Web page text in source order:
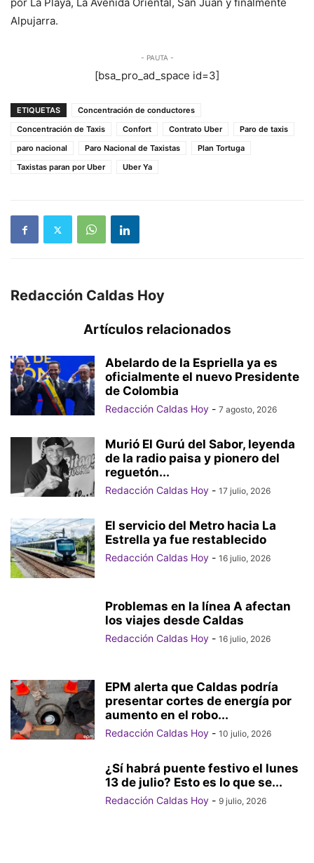
Alpujarra.
- PAUTA -
[bsa_pro_ad_space id=3]
ETIQUETAS
Concentración de conductores
Concentración de Taxis
Confort Contrato Uber
Paro de taxis
paro nacional
Paro Nacional de Taxistas
Plan Tortuga
Taxistas paran por Uber
Uber Ya
Redacción Caldas Hoy
Artículos relacionados
Abelardo de la Espriella ya es
oficialmente el nuevo Presidente
de Colombia
Redacción Caldas Hoy - 7 agosto, 2026
Murió El Gurú del Sabor, leyenda
de la radio paisa y pionero del
reguetón...
Redacción Caldas Hoy - 17 julio, 2026
El servicio del Metro hacia La
Estrella ya fue restablecido
Redacción Caldas Hoy - 16 julio, 2026
Problemas en la línea A afectan
los viajes desde Caldas
Redacción Caldas Hoy - 16 julio, 2026
EPM alerta que Caldas podría
presentar cortes de energía por
aumento en el robo...
Redacción Caldas Hoy - 10 julio, 2026
¿Sí habrá puente festivo el lunes
13 de julio? Esto es lo que se...
Redacción Caldas Hoy - 9 julio, 2026